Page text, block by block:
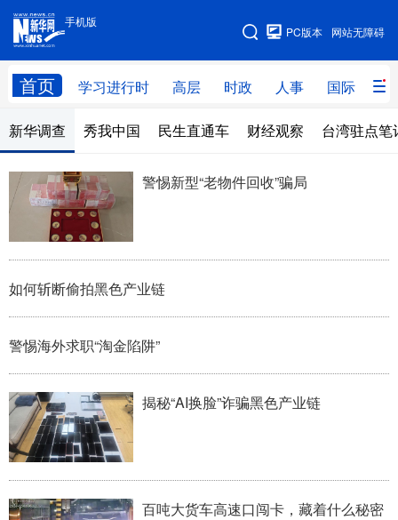
手机版
网站无障碍
PC版本
首页 学习进行时 高层 时政 人事 国际 财
手机版
网站地图
学习进行时 高层 时政 人事
国际
台湾
科技
文化 书画
访谈 视频 图片 政务
法律 中央文件
食品 人居 信息化 数字经济
学术中国
彩票 娱乐 时尚 悦读
新华调查 秀我中国 民生直通车 财经观察 台湾驻点笔
警惕新型“老物件回收”骗局
如何斩断偷拍黑色产业链
警惕海外求职“淘金陷阱”
揭秘“AI换脸”诈骗黑色产业链
百吨大货车高速口闯卡，藏着什么秘密